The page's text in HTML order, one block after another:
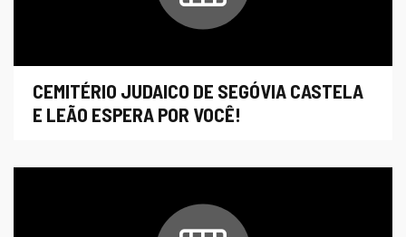
CEMITÉRIO JUDAICO DE SEGÓVIA CASTELA
E LEÃO ESPERA POR VOCÊ!